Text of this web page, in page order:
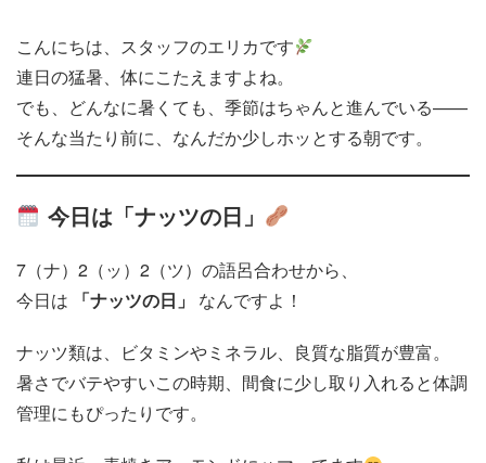
こんにちは、スタッフのエリカです
連日の猛暑、体にこたえますよね。
でも、どんなに暑くても、季節はちゃんと進んでいる——
そんな当たり前に、なんだか少しホッとする朝です。
今日は「ナッツの日」
7（ナ）2（ッ）2（ツ）の語呂合わせから、
今日は
「ナッツの日」 なんですよ！
ナッツ類は、ビタミンやミネラル、良質な脂質が豊富。
暑さでバテやすいこの時期、間食に少し取り入れると体調
管理にもぴったりです。